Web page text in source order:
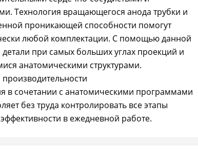
Технология вращающегося анода трубки и
проникающей способности помогут
любой комплектации. С помощью данной
при самых больших углах проекций и
анатомическими структурами.
в сочетании с анатомическими программами
без труда контролировать все этапы
в ежедневной работе.